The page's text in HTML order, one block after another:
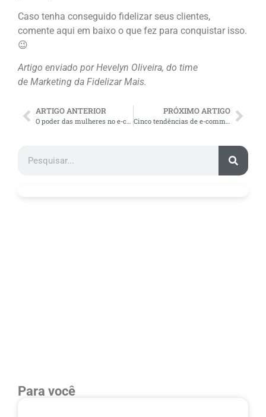
Caso tenha conseguido fidelizar seus clientes,
comente aqui em baixo o que fez para conquistar isso.
😉
Artigo enviado porHevelyn Oliveira, do time
de Marketing da Fidelizar Mais.
ARTIGO ANTERIOR
O poder das mulheres no e-commerce
PRÓXIMO ARTIGO
Cinco tendências de e-commerce por quem entende do assunto
Para você